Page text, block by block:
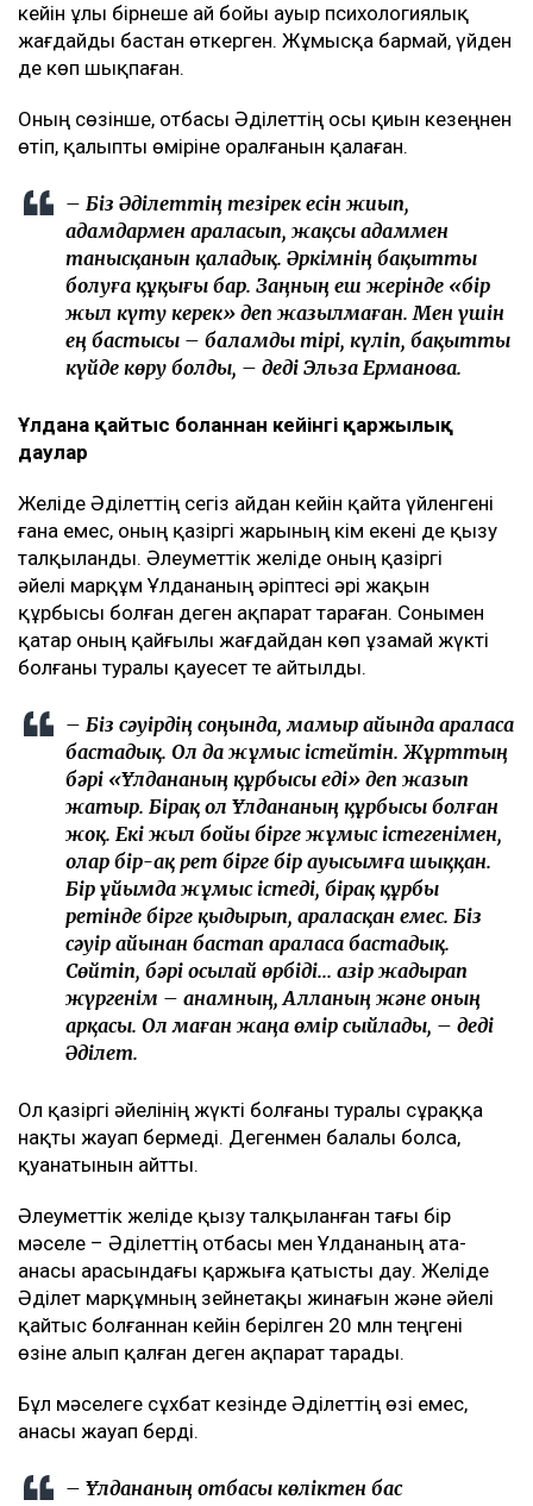
кейін ұлы бірнеше ай бойы ауыр психологиялық
жағдайды бастан өткерген. Жұмысқа бармай, үйден
де көп шықпаған.
Оның сөзінше, отбасы Әділеттің осы қиын кезеңнен
өтіп, қалыпты өміріне оралғанын қалаған.
– Біз Әділеттің тезірек есін жиып,
адамдармен араласып, жақсы адаммен
танысқанын қаладық. Әркімнің бақытты
болуға құқығы бар. Заңның еш жерінде «бір
жыл күту керек» деп жазылмаған. Мен үшін
ең бастысы – баламды тірі, күліп, бақытты
күйде көру болды, – деді Эльза Ерманова.
Ұлдана қайтыс болғаннан кейінгі қаржылық
даулар
Желіде Әділеттің сегіз айдан кейін қайта үйленгені
ғана емес, оның қазіргі жарының кім екені де қызу
талқыланды. Әлеуметтік желіде оның қазіргі
әйелі марқұм Ұлдананың әріптесі әрі жақын
құрбысы болған деген ақпарат тараған. Сонымен
қатар оның қайғылы жағдайдан көп ұзамай жүкті
болғаны туралы қауесет те айтылды.
– Біз сәуірдің соңында, мамыр айында араласа
бастадық. Ол да жұмыс істейтін. Жұрттың
бәрі «Ұлдананың құрбысы еді» деп жазып
жатыр. Бірақ ол Ұлдананың құрбысы болған
жоқ. Екі жыл бойы бірге жұмыс істегенімен,
олар бір-ақ рет бірге бір ауысымға шыққан.
Бір ұйымда жұмыс істеді, бірақ құрбы
ретінде бірге қыдырып, араласқан емес. Біз
сәуір айынан бастап араласа бастадық.
Сөйтіп, бәрі осылай өрбіді... Қазір жадырап
жүргенім – анамның, Алланың және оның
арқасы. Ол маған жаңа өмір сыйлады, – деді
Әділет.
Ол қазіргі әйелінің жүкті болғаны туралы сұраққа
нақты жауап бермеді. Дегенмен балалы болса,
қуанатынын айтты.
Әлеуметтік желіде қызу талқыланған тағы бір
мәселе – Әділеттің отбасы мен Ұлдананың ата-
анасы арасындағы қаржыға қатысты дау. Желіде
Әділет марқұмның зейнетақы жинағын және әйелі
қайтыс болғаннан кейін берілген 20 млн теңгені
өзіне алып қалған деген ақпарат тарады.
Бұл мәселеге сұхбат кезінде Әділеттің өзі емес,
анасы жауап берді.
– Ұлдананың отбасы көліктен бас